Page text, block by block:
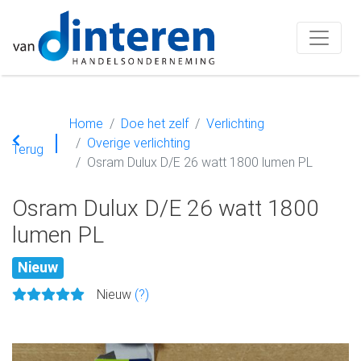
Terug
Home Doe het zelf
Verlichting
Overige verlichting
Osram Dulux D/E 26 watt 1800 lumen PL
Osram Dulux D/E 26 watt 1800
lumen PL
Nieuw
Nieuw (?)